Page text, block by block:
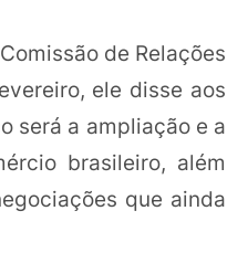
de Relações
ele disse aos
será a ampliação e a
brasileiro, além
que ainda